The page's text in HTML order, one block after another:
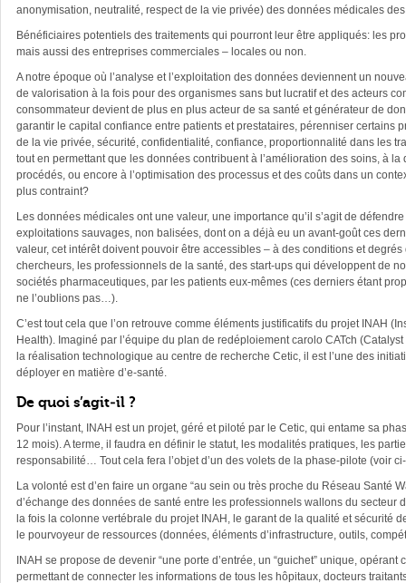
anonymisation, neutralité, respect de la vie privée) des données médicales
Bénéficiaires potentiels des traitements qui pourront leur être appliqués: les
mais aussi des entreprises commerciales – locales ou non.
A notre époque où l’analyse et l’exploitation des données deviennent un
de valorisation à la fois pour des organismes sans but lucratif et des acteurs
consommateur devient de plus en plus acteur de sa santé et générateur de
garantir le capital confiance entre patients et prestataires, pérenniser certains
de la vie privée, sécurité, confidentialité, confiance, proportionnalité dans les
tout en permettant que les données contribuent à l’amélioration des soins, à
procédés, ou encore à l’optimisation des processus et des coûts dans un
plus contraint?
Les données médicales ont une valeur, une importance qu’il s’agit de
exploitations sauvages, non balisées, dont on a déjà eu un avant-goût ces
valeur, cet intérêt doivent pouvoir être accessibles – à des conditions et degrés
chercheurs, les professionnels de la santé, des start-ups qui développent de
sociétés pharmaceutiques, par les patients eux-mêmes (ces derniers étant
ne l’oublions pas…).
C’est tout cela que l’on retrouve comme éléments justificatifs du projet INAH
Health). Imaginé par l’équipe du plan de redéploiement carolo CATch
la réalisation technologique au centre de recherche Cetic, il est l’une des
déployer en matière d’e-santé.
De quoi s’agit-il ?
Pour l’instant, INAH est un projet, géré et piloté par le Cetic, qui entame sa
12 mois). A terme, il faudra en définir le statut, les modalités pratiques, les
responsabilité… Tout cela fera l’objet d’un des volets de la phase-pilote (voir
La volonté est d’en faire un organe “au sein ou très proche du Réseau Santé
d’échange des données de santé entre les professionnels wallons du secteur
la fois la colonne vertébrale du projet INAH, le garant de la qualité et sécurité
le pourvoyeur de ressources (données, éléments d’infrastructure, outils,
INAH se propose de devenir “une porte d’entrée, un “guichet” unique, opérant
permettant de connecter les informations de tous les hôpitaux, docteurs